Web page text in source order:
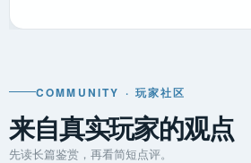
COMMUNITY · 玩家社区
来自真实玩家的观点
先读长篇鉴赏，再看简短点评。